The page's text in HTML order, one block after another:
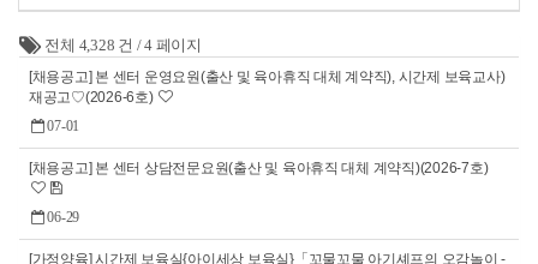
전체 4,328 건 /4 페이지
[채용공고] 본 센터 운영요원(출산 및 육아휴직 대체 계약직), 시간제 보육교사)
재공고♡(2026-6호)
07-01
[채용공고] 본 센터 상담전문요원(출산 및 육아휴직 대체 계약직)(2026-7호)
06-29
[가정양육] 시간제 보육실{아이세상 보육실}「꼬물꼬물 아기셰프의 오감놀이 -